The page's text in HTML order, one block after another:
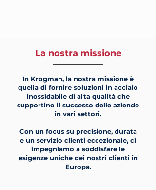
La nostra missione
In Krogman, la nostra missione è
quella di fornire soluzioni in acciaio
inossidabile di alta qualità che
supportino il successo delle aziende
in vari settori.
Con un focus su precisione, durata
e un servizio clienti eccezionale, ci
impegniamo a soddisfare le
esigenze uniche dei nostri clienti in
Europa.